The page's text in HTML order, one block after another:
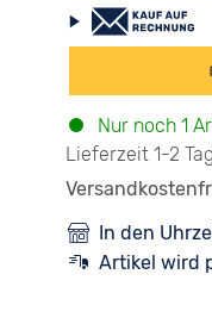
Nur noch 1
Lieferzeit 1-2
In den
Artikel wird